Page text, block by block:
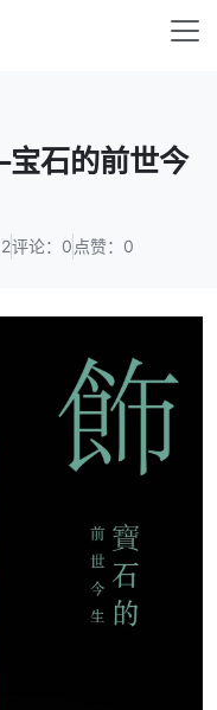
石的前世今
评论：0 点赞：0